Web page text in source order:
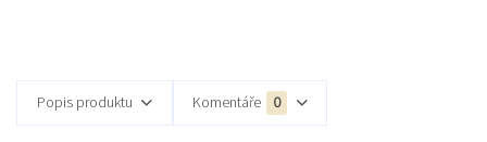
Popis produktu Komentáře 0